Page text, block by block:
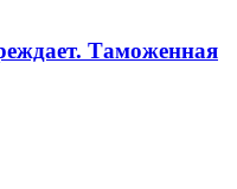
Таможенная